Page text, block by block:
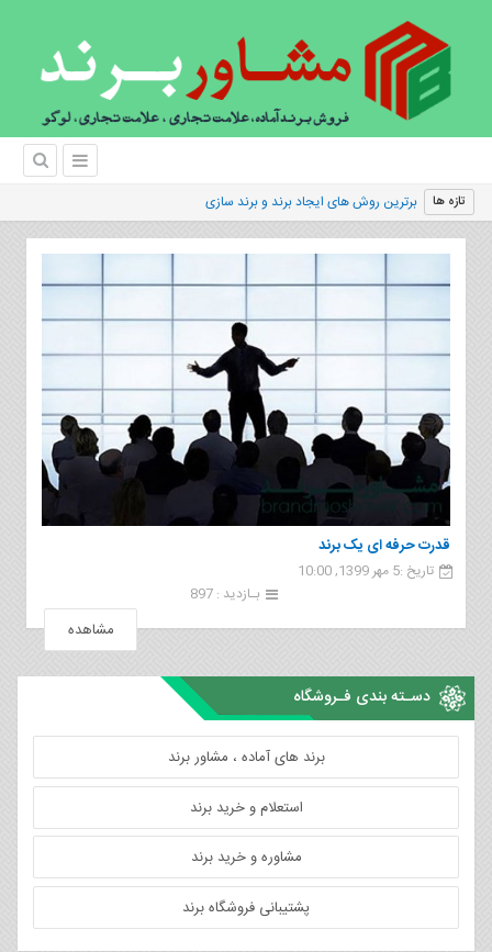
تازه ها |
قدرت حرفه ای یک برند
تاریخ :5 مهر 1399, 10:00
بـازدید : 897
مشاهده
دسـته بندی فـروشگاه
برند های آماده ، مشاور برند
استعلام و خرید برند
مشاوره و خرید برند
پشتیبانی فروشگاه برند